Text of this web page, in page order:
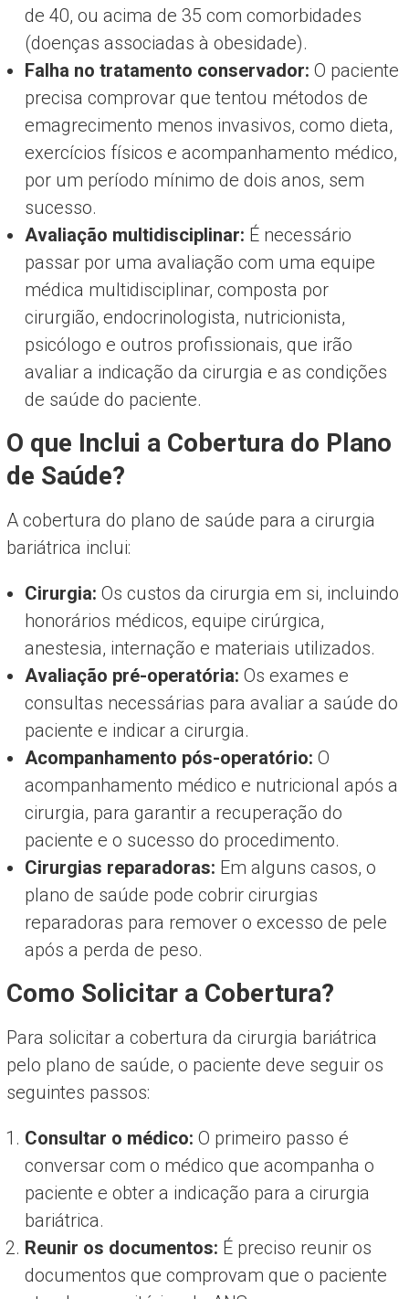
de 40, ou acima de 35 com comorbidades
(doenças associadas à obesidade).
Falha no tratamento conservador: O paciente
precisa comprovar que tentou métodos de
emagrecimento menos invasivos, como dieta,
exercícios físicos e acompanhamento médico,
por um período mínimo de dois anos, sem
sucesso.
Avaliação multidisciplinar: É necessário
passar por uma avaliação com uma equipe
médica multidisciplinar, composta por
cirurgião, endocrinologista, nutricionista,
psicólogo e outros profissionais, que irão
avaliar a indicação da cirurgia e as condições
de saúde do paciente.
O que Inclui a Cobertura do Plano
de Saúde?
A cobertura do plano de saúde para a cirurgia
bariátrica inclui:
Cirurgia: Os custos da cirurgia em si, incluindo
honorários médicos, equipe cirúrgica,
anestesia, internação e materiais utilizados.
Avaliação pré-operatória: Os exames e
consultas necessárias para avaliar a saúde do
paciente e indicar a cirurgia.
Acompanhamento pós-operatório: O
acompanhamento médico e nutricional após a
cirurgia, para garantir a recuperação do
paciente e o sucesso do procedimento.
Cirurgias reparadoras: Em alguns casos, o
plano de saúde pode cobrir cirurgias
reparadoras para remover o excesso de pele
após a perda de peso.
Como Solicitar a Cobertura?
Para solicitar a cobertura da cirurgia bariátrica
pelo plano de saúde, o paciente deve seguir os
seguintes passos:
Consultar o médico: O primeiro passo é
conversar com o médico que acompanha o
paciente e obter a indicação para a cirurgia
bariátrica.
Reunir os documentos: É preciso reunir os
documentos que comprovam que o paciente